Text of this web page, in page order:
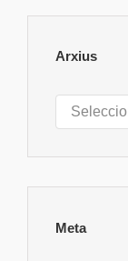
Arxius
Arxius
Meta